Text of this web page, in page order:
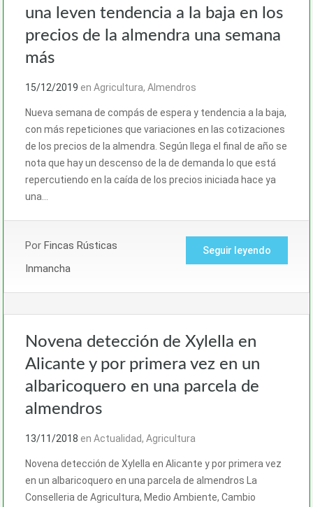
una leven tendencia a la baja en los
precios de la almendra una semana
más
15/12/2019 en Agricultura, Almendros
Nueva semana de compás de espera y tendencia a la baja,
con más repeticiones que variaciones en las cotizaciones
de los precios de la almendra. Según llega el final de año se
nota que hay un descenso de la de demanda lo que está
repercutiendo en la caída de los precios iniciada hace ya
una…
Por Fincas Rústicas
Inmancha
Seguir leyendo
Novena detección de Xylella en
Alicante y por primera vez en un
albaricoquero en una parcela de
almendros
13/11/2018 en Actualidad, Agricultura
Novena detección de Xylella en Alicante y por primera vez
en un albaricoquero en una parcela de almendros La
Conselleria de Agricultura, Medio Ambiente, Cambio